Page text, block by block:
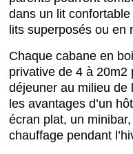
dans un lit
lits superposés ou en
Chaque cabane en
privative de 4 à 20m2
déjeuner au milieu de
les avantages d’un
écran plat, un
chauffage pendant